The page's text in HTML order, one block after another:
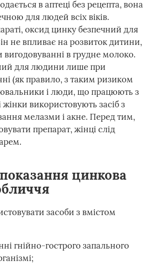
в аптеці без рецепта, вона
для людей всіх віків.
оксид цинку безпечний для
не впливає на розвиток дитини,
вигодовуванні в грудне молоко.
для людини лише при
(як правило, з таким ризиком
і люди, що працюють з
жінки використовують засіб з
мелазми і акне. Перед тим,
препарат, жінці слід
цинкова
засоби з вмістом
гнійно-гострого запального